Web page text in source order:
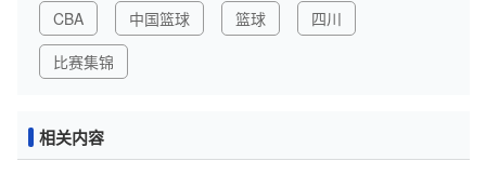
CBA 中国篮球 篮球
四川
比赛集锦
相关内容